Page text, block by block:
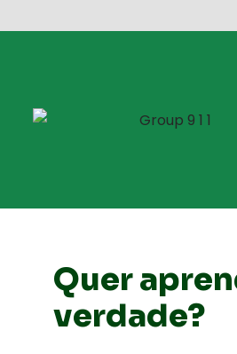
Quer
verdade?